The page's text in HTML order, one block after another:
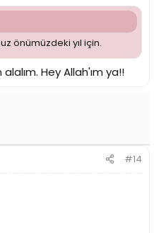
önümüzdeki yıl için.
Hey Allah'ım ya!!
#14